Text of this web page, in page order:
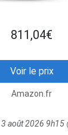
811,04€
Voir le prix
Amazon.fr
3 août 2026 9h15